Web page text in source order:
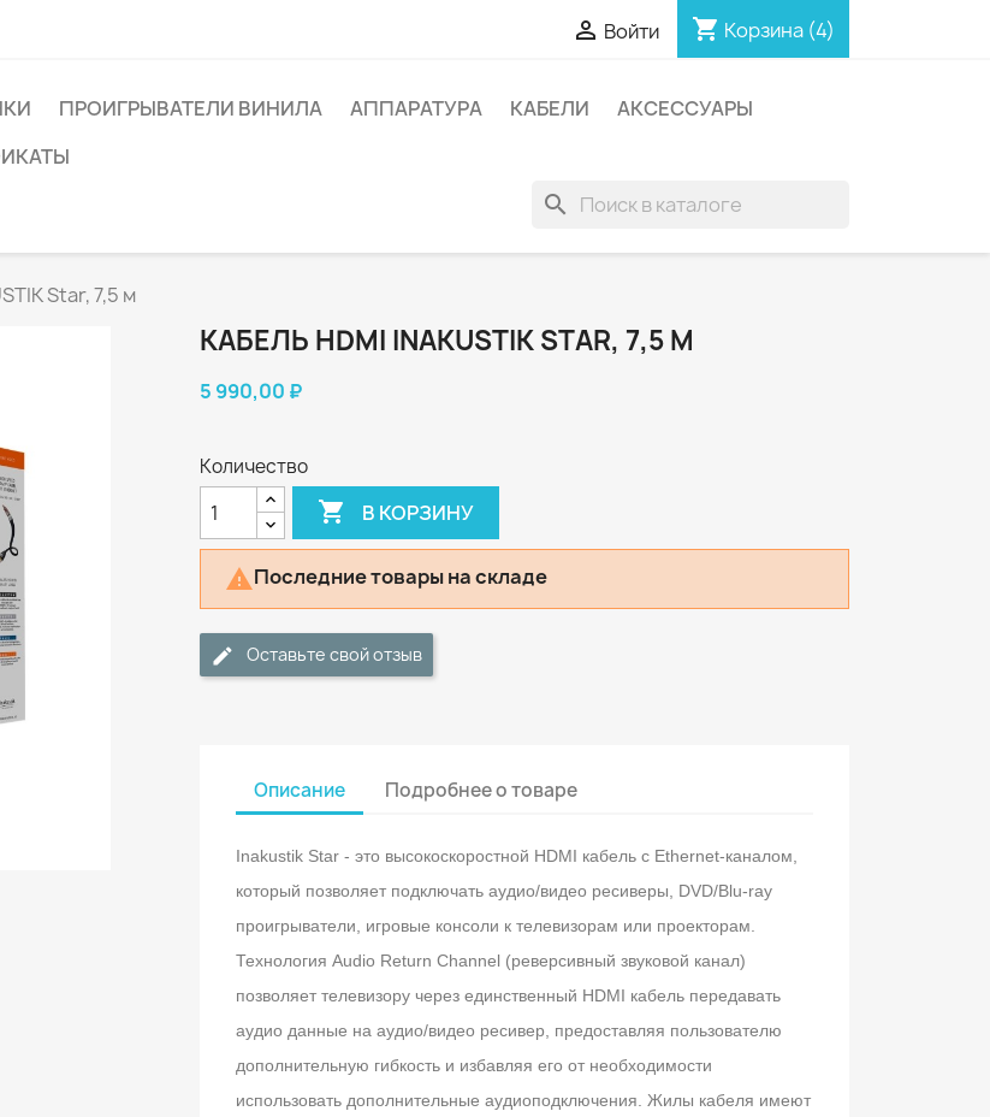
 Войти shopping_cart Корзина (4)
ПРОИГРЫВАТЕЛИ ВИНИЛА АППАРАТУРА КАБЕЛИ
АКСЕССУАРЫ
search
Star, 7,5 м
КАБЕЛЬ HDMI INAKUSTIK STAR, 7,5 М
5 990,00 ₽
Количество
 В КОРЗИНУ
Последние товары на складе
Оставьте свой отзыв
Описание Подробнее о товаре
Inakustik Star - это высокоскоростной HDMI кабель c Ethernet-каналом,
который позволяет подключать аудио/видео ресиверы, DVD/Blu-ray
проигрыватели, игровые консоли к телевизорам или проекторам.
Технология Audio Return Channel (реверсивный звуковой канал)
позволяет телевизору через единственный HDMI кабель передавать
аудио данные на аудио/видео ресивер, предоставляя пользователю
дополнительную гибкость и избавляя его от необходимости
использовать дополнительные аудиоподключения. Жилы кабеля имеют